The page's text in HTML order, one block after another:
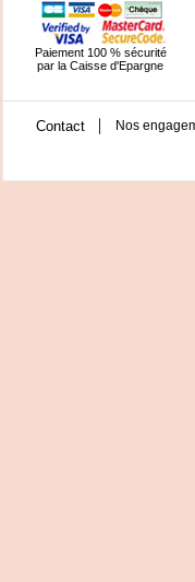
Paiement 100 % sécurité
par la Caisse d'Epargne
Contact Nos